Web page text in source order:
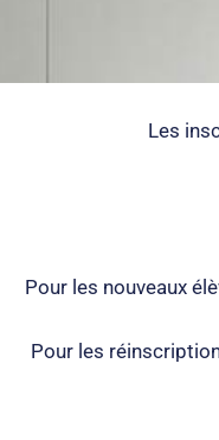
Les
Pour les nouveaux
Pour les